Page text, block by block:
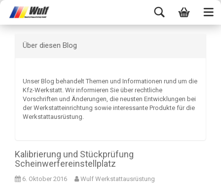
Über diesen Blog
Unser Blog behandelt Themen und Informationen rund um die
Kfz-Werkstatt. Wir informieren Sie über rechtliche
Vorschriften und Änderungen, die neusten Entwicklungen bei
der Werkstatteinrichtung sowie interessante Produkte für die
Werkstattausrüstung.
Kalibrierung und Stückprüfung
Scheinwerfereinstellplatz
6. Oktober 2016 Wulf Werkstattausrüstung